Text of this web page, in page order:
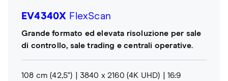
EV4340X FlexScan
Grande formato ed elevata risoluzione per sale
di controllo, sale trading e centrali operative.
108 cm (42,5") 3840 x 2160 (4K UHD) 16:9